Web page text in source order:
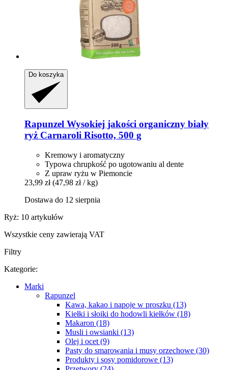
Do koszyka
Rapunzel Wysokiej jakości organiczny biały
ryż Carnaroli Risotto, 500 g
Kremowy i aromatyczny
Typowa chrupkość po ugotowaniu al dente
Z upraw ryżu w Piemoncie
23,99 zł (47,98 zł / kg)
Dostawa do 12 sierpnia
Ryż: 10 artykułów
Wszystkie ceny zawierają VAT
Filtry
Kategorie:
Marki
Rapunzel
Kawa, kakao i napoje w proszku (13)
Kiełki i słoiki do hodowli kiełków (18)
Makaron (18)
Musli i owsianki (13)
Olej i ocet (9)
Pasty do smarowania i musy orzechowe (30)
Produkty i sosy pomidorowe (13)